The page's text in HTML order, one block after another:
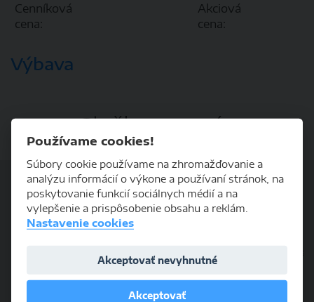
Cenníková
cena:
Akciová
cena:
Výbava
Služby pre vás
Používame cookies!
Súbory cookie používame na zhromažďovanie a
analýzu informácií o výkone a používaní stránok, na
poskytovanie funkcií sociálnych médií a na
vylepšenie a prispôsobenie obsahu a reklám.
Nastavenie cookies
Akceptovať nevyhnutné
Akceptovať